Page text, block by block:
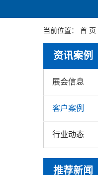
当前位置： 首 页
资讯案例
展会信息
客户案例
行业动态
推荐新闻